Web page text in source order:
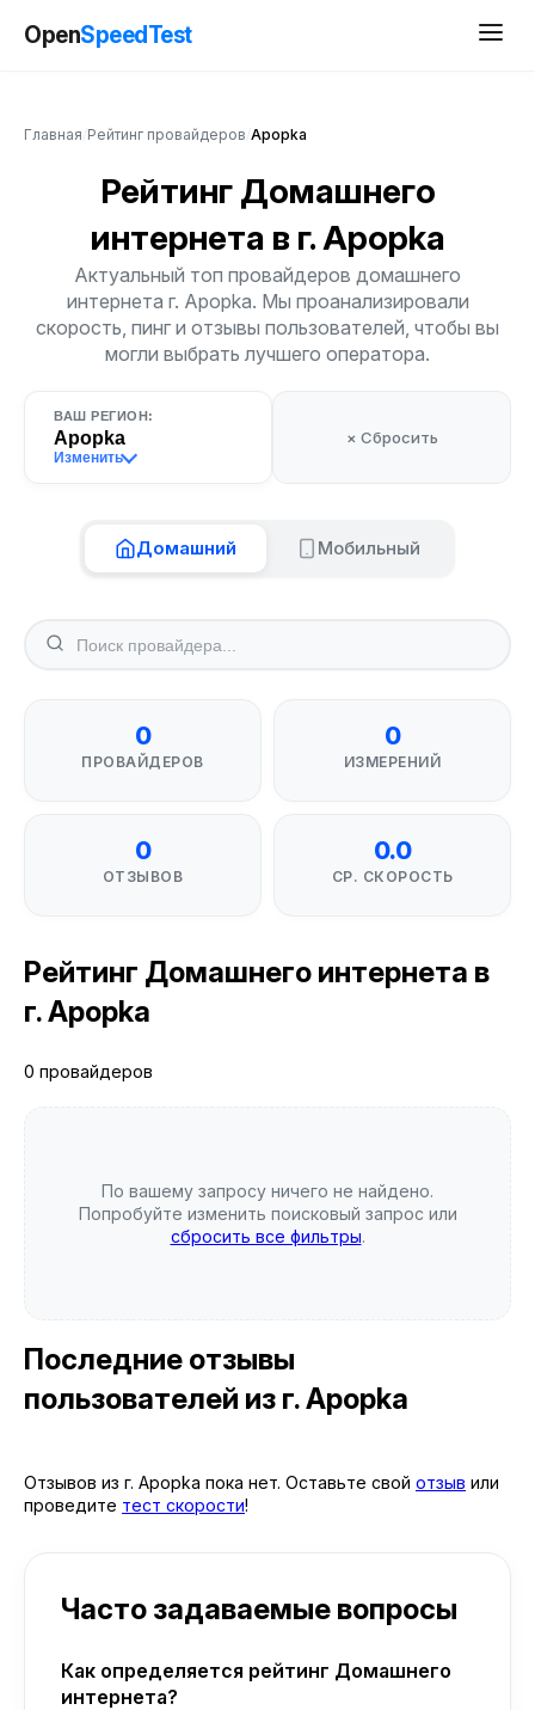
OpenSpeedTest
Главная Рейтинг провайдеров Apopka
Рейтинг Домашнего
интернета в г. Apopka
Актуальный топ провайдеров домашнего
интернета г. Apopka. Мы проанализировали
скорость, пинг и отзывы пользователей, чтобы вы
могли выбрать лучшего оператора.
ВАШ РЕГИОН:
Apopka
Изменить
× Сбросить
Домашний Мобильный
0
ПРОВАЙДЕРОВ
0
ИЗМЕРЕНИЙ
0
ОТЗЫВОВ
0.0
СР. СКОРОСТЬ
Рейтинг Домашнего интернета в
г. Apopka
0 провайдеров
По вашему запросу ничего не найдено.
Попробуйте изменить поисковый запрос или
сбросить все фильтры.
Последние отзывы
пользователей из г. Apopka
Отзывов из г. Apopka пока нет. Оставьте свой отзыв или
проведите тест скорости!
Часто задаваемые вопросы
Как определяется рейтинг Домашнего
интернета?